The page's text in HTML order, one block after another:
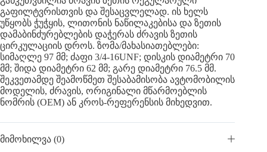
გაფილტვრისთვის და შესაცვლელად. ის ხელს
უწყობს ჭუჭყის, ლითონის ნაწილაკებისა და ზეთის
დამაბინძურებლების დაჭერას ძრავის ზეთის
ცირკულაციის დროს. ზომა/მახასიათებლები:
სიმაღლე 97 მმ; ძაფი 3/4-16UNF; დისკის დიამეტრი 70
მმ; შიდა დიამეტრი 62 მმ; გარე დიამეტრი 76.5 მმ.
შეკვეთამდე შეამოწმეთ შესაბამისობა ავტომობილის
მოდელის, ძრავის, ორიგინალი მწარმოებლის
ნომრის (OEM) ან კროს-რეფერენსის მიხედვით.
მიმოხილვა (0)